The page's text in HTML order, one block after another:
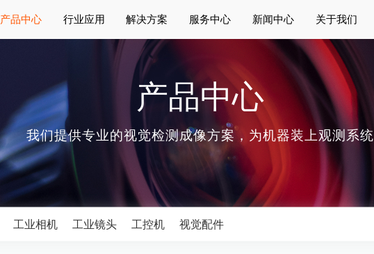
产品中心 行业应用 解决方案 服务中心 新闻中心 关于我们
产品中心
我们提供专业的视觉检测成像方案，为机器装上观测系统
工业相机 工业镜头 工控机 视觉配件